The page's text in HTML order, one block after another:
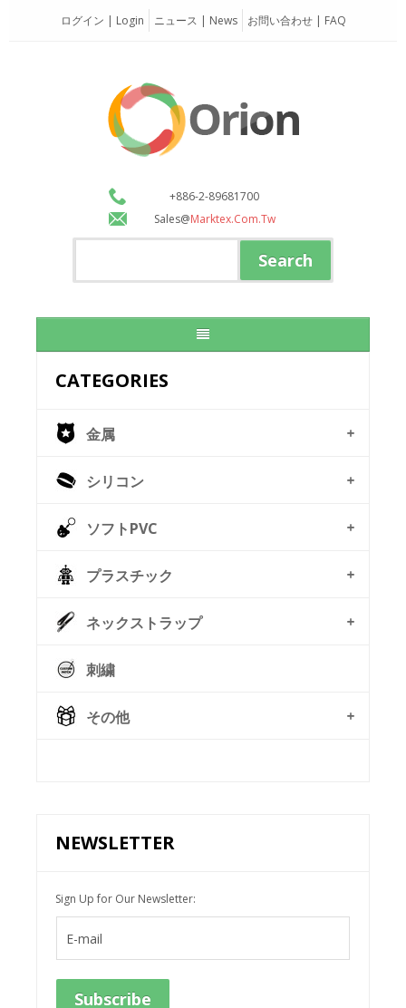
ログイン | Login ニュース | News お問い合わせ | FAQ
+886-2-89681700
Sales@Marktex.com.tw
CATEGORIES
金属
シリコン
ソフトPVC
プラスチック
ネックストラップ
刺繍
その他
NEWSLETTER
Sign Up for Our Newsletter: